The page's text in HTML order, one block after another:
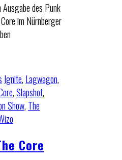
des Punk
im Nürnberger
Ignite, Lagwagon,
,Slapshot,
Show, The
Core